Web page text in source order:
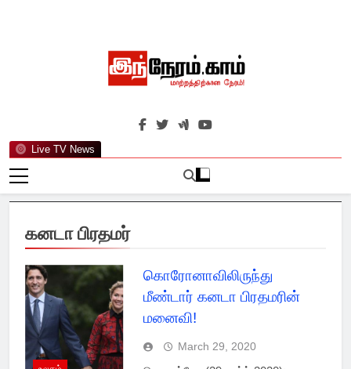
Live TV News
இந்நேரம்.காம்
செய்திகளுக்கு அப்பால்…
கனடா பிரதமர்
கொரோனாவிலிருந்து
மீண்டார் கனடா பிரதமரின்
மனைவி!
March 29, 2020